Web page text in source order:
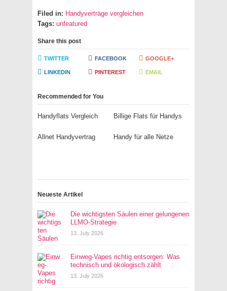
Filed in: Handyverträge vergleichen
Tags: unfeatured
Share this post
TWITTER FACEBOOK GOOGLE+
LINKEDIN PINTEREST EMAIL
Recommended for You
Handyflats Vergleich Billige Flats für Handys
Allnet Handyvertrag Handy für alle Netze
Neueste Artikel
Die wichtigsten Säulen einer gelungenen
LLMO-Strategie
13. July 2026
Einweg-Vapes richtig entsorgen: Was
technisch und ökologisch zählt
13. July 2026